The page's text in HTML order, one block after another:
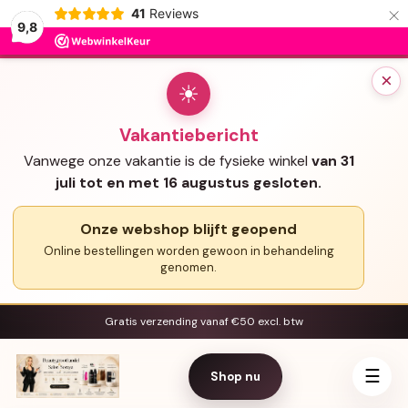
9,8
41 Reviews ×
×
☀
Vakantiebericht
Vanwege onze vakantie is de fysieke winkel van 31
juli tot en met 16 augustus gesloten.
Onze webshop blijft geopend
Online bestellingen worden gewoon in behandeling
genomen.
Gratis verzending vanaf €50 excl. btw
Shop nu ☰